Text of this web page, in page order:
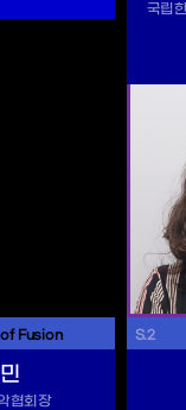
Fusion
협회장
S.2